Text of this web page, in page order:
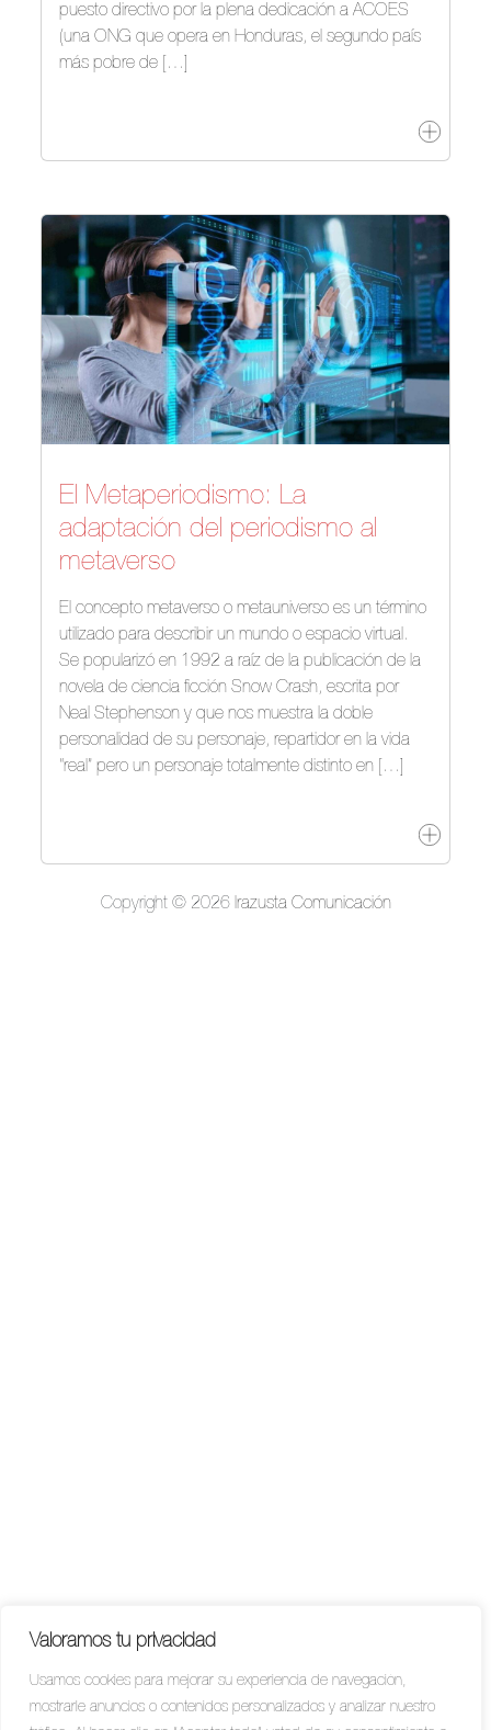
Valoramos tu privacidad
Usamos cookies para mejorar su experiencia de navegación,
mostrarle anuncios o contenidos personalizados y analizar nuestro
puesto directivo por la plena dedicación a ACOES
(una ONG que opera en Honduras, el segundo país
más pobre de […]
El Metaperiodismo: La
adaptación del periodismo al
metaverso
El concepto metaverso o metauniverso es un término
utilizado para describir un mundo o espacio virtual.
Se popularizó en 1992 a raíz de la publicación de la
novela de ciencia ficción Snow Crash, escrita por
Neal Stephenson y que nos muestra la doble
personalidad de su personaje, repartidor en la vida
“real” pero un personaje totalmente distinto en […]
Copyright © 2026 Irazusta Comunicación